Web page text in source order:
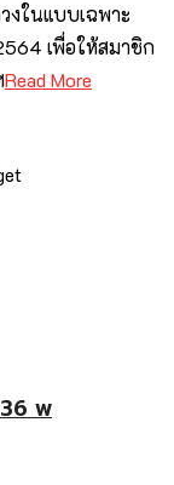
งในแบบเฉพาะ
เพื่อให้สมาชิก
Read More
พ